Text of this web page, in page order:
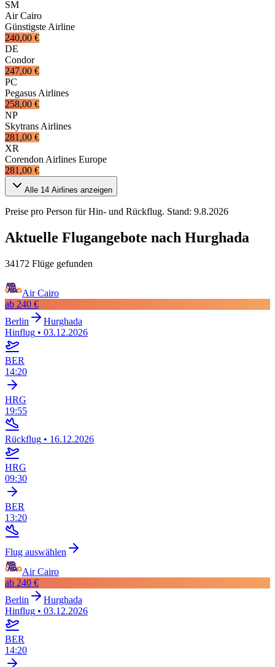
SM
Air Cairo
Günstigste Airline
240,00 €
DE
Condor
247,00 €
PC
Pegasus Airlines
258,00 €
NP
Skytrans Airlines
281,00 €
XR
Corendon Airlines Europe
281,00 €
Alle 14 Airlines anzeigen
Preise pro Person für Hin- und Rückflug. Stand: 9.8.2026
Aktuelle Flugangebote nach Hurghada
34172 Flüge gefunden
Air Cairo
ab 240 €
Berlin
Hurghada
Hinflug • 03.12.2026
BER
14:20
HRG
19:55
Rückflug • 16.12.2026
HRG
09:30
BER
13:20
Flug auswählen
Air Cairo
ab 240 €
Berlin
Hurghada
Hinflug • 03.12.2026
BER
14:20